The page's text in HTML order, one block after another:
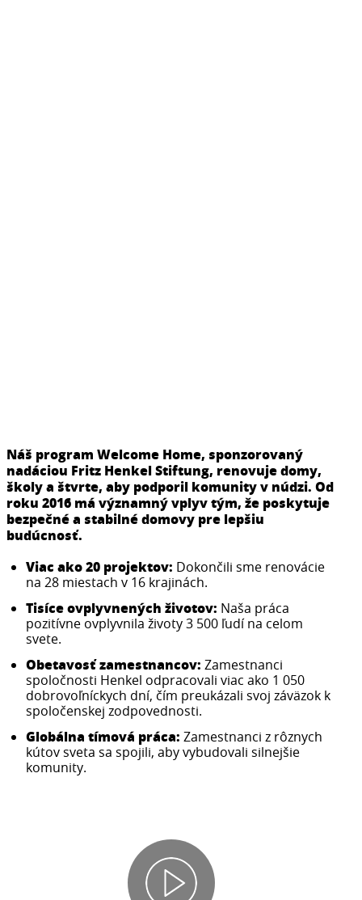
Náš program Welcome Home, sponzorovaný
nadáciou Fritz Henkel Stiftung, renovuje domy,
školy a štvrte, aby podporil komunity v núdzi. Od
roku 2016 má významný vplyv tým, že poskytuje
bezpečné a stabilné domovy pre lepšiu
budúcnosť.
Viac ako 20 projektov: Dokončili sme renovácie
na 28 miestach v 16 krajinách.
Tisíce ovplyvnených životov: Naša práca
pozitívne ovplyvnila životy 3 500 ľudí na celom
svete.
Obetavosť zamestnancov: Zamestnanci
spoločnosti Henkel odpracovali viac ako 1 050
dobrovoľníckych dní, čím preukázali svoj záväzok k
spoločenskej zodpovednosti.
Globálna tímová práca: Zamestnanci z rôznych
kútov sveta sa spojili, aby vybudovali silnejšie
komunity.